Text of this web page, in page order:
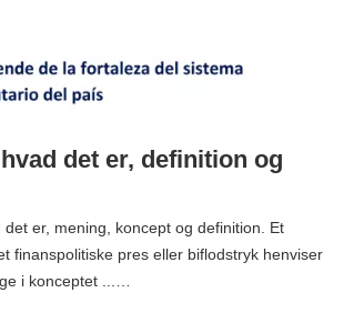
det er, definition og
det er, mening, koncept og definition. Et
finanspolitiske pres eller biflodstryk henviser
i konceptet ...…